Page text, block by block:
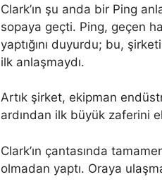
Clark’ın şu anda bir Ping
sopaya geçti. Ping, geçen
yaptığını duyurdu; bu,
ilk anlaşmaydı.
Artık şirket, ekipman
ardından ilk büyük zaferini
Clark’ın çantasında
olmadan yaptı. Oraya